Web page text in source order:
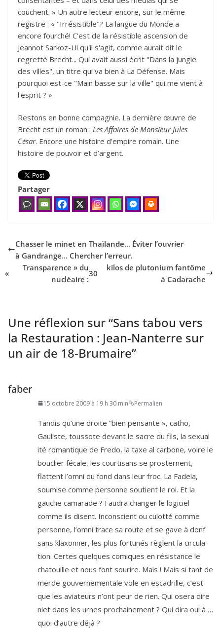
couchent. » Un autre lecteur encore, sur le même
registre : « "Irrésistible"? La langue du Monde a
encore fourché! C'est de la résistible ascension de
Jeannot Sarkoz-Ui qu'il s'agit, comme aurait dit le
regretté Brecht... Qui avait aussi écrit "Dans la jungle
des villes", un titre qui va bien à La Défense. Mais
pourquoi est-ce "Main basse sur la ville" qui me vient à
l'esprit ? »
Restons en bonne compagnie. La dernière œuvre de
Brecht est un roman : Les Affaires de Monsieur Jules
César. Encore une histoire d’empire romain. Une
histoire de pouvoir et d’argent.
Partager
Chasser le minet en Thaïlande… Éviter l’ouvrier
à Gandrange… Chercher l’erreur.
«
Transparence » du
nucléaire :
30
kilos de plutonium fantôme
à Cadarache
Une réflexion sur “Sans tabou vers
la Restauration : Jean-Nanterre sur
un air de 18-Brumaire”
faber
15 octobre 2009 à 19 h 30 min Permalien
Tandis qu’une droite “bien pen­sante », catho,
Gauliste, tous­sote devant le sacre du fils, la sexua­l
i­té roman­tique de Fredo, la taxe al car­bone, voire le
bou­clier fécale, les cour­ti­sans se pros­ternent,
flattent l’om­ni ou fond dans leur froc. La Fadela,
sou­mise comme per­sonne sou­tient le roi. Et la
gauche cama­rade ? Faudra chan­ger le logi­ciel
comme ils disent. Inconscient ou culot­té comme
per­sonne, l’om­ni trace sa route et se gave à donf
sans klaxon­ner, les plus for­tu­nés règlent la cir­cu­la­
tion. Certes quelques comiques en résis­tance le
cha­touille et nous font sou­rire. Mais ! Mais si tant de
merde gou­ver­ne­men­tale vole en esca­drille, c’est
que les avia­teurs n’ont peur de rien. Qui ose­ra dire
niet dans les urnes pro­chai­ne­ment ? Qui dira oui à …
quoi d’autre déjà ?